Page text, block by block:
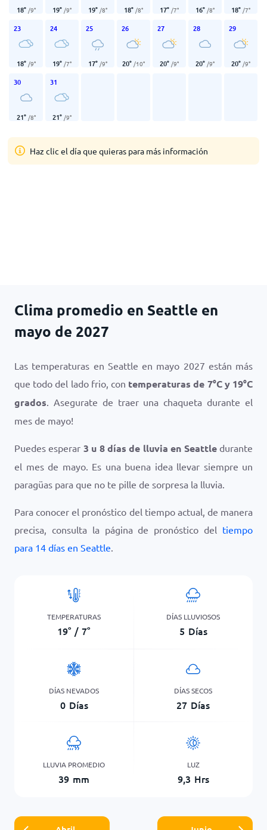
18° /9° 19° /9° 19° /8° 18° /8° 17° /7° 16° /8° 18° /7°
23
18° /9°
24
19° /7°
25
17° /9°
26
20° /10°
27
20° /9°
28
20° /9°
29
20° /9°
30
21° /8°
31
21° /9°
Haz clic el día que quieras para más información
Clima promedio en Seattle en
mayo de 2027
Las temperaturas en Seattle en mayo 2027 están más
que todo del lado frio, con temperaturas de 7°Cy 19°C
grados. Asegurate de traer una chaqueta durante el
mes de mayo!
Puedes esperar 3 u 8 días de lluvia en Seattledurante
el mes de mayo. Es una buena idea llevar siempre un
paragüas para que no te pille de sorpresa la lluvia.
Para conocer el pronóstico del tiempo actual, de manera
precisa, consulta la página de pronóstico del tiempo
para 14 días en Seattle.
TEMPERATURAS
19° / 7°
DÍAS LLUVIOSOS
5 Días
DÍAS NEVADOS
0 Días
DÍAS SECOS
27 Días
LLUVIA PROMEDIO
39 mm
LUZ
9,3 Hrs